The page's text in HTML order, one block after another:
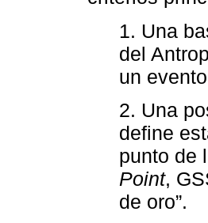
1. Una
del
un
2. Una
define
punto de
Point,
de oro”.